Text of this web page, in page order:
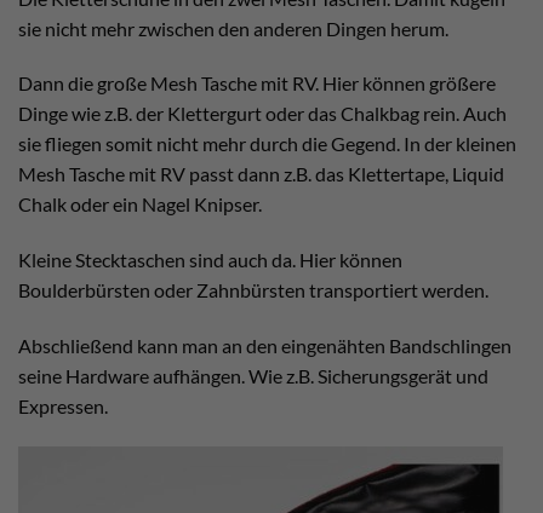
sie nicht mehr zwischen den anderen Dingen herum.
Dann die große Mesh Tasche mit RV. Hier können größere
Dinge wie z.B. der Klettergurt oder das Chalkbag rein. Auch
sie fliegen somit nicht mehr durch die Gegend. In der kleinen
Mesh Tasche mit RV passt dann z.B. das Klettertape, Liquid
Chalk oder ein Nagel Knipser.
Kleine Stecktaschen sind auch da. Hier können
Boulderbürsten oder Zahnbürsten transportiert werden.
Abschließend kann man an den eingenähten Bandschlingen
seine Hardware aufhängen. Wie z.B. Sicherungsgerät und
Expressen.